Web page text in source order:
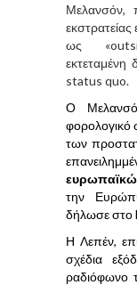
Μελανσόν,
εκστρατείας
ως
status quo.
Ο
φορολογικό
των
την
δήλωσε στο
Η Λεπέν,
σχέδια
ραδιόφωνο